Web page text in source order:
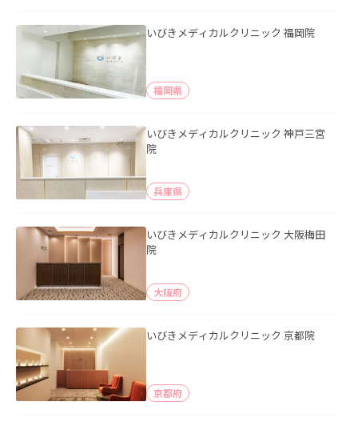
いびきメディカルクリニック 福岡院
福岡県
いびきメディカルクリニック 神戸三宮
院
兵庫県
いびきメディカルクリニック 大阪梅田
院
大阪府
いびきメディカルクリニック 京都院
京都府